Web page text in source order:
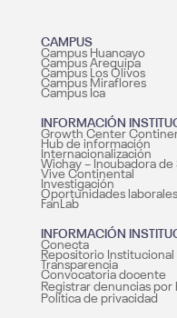
CAMPUS
Campus Huancayo
Campus Arequipa
Campus Los Olivos
Campus Miraflores
Campus Ica
INFORMACIÓN
Growth Center
Hub de información
Internacionalización
Wichay – Incubadora
Vive Continental
Investigación
Oportunidades laborales
FanLab
INFORMACIÓN
Conecta
Repositorio Institucional
Transparencia
Convocatoria docente
Registrar denuncias
Política de privacidad